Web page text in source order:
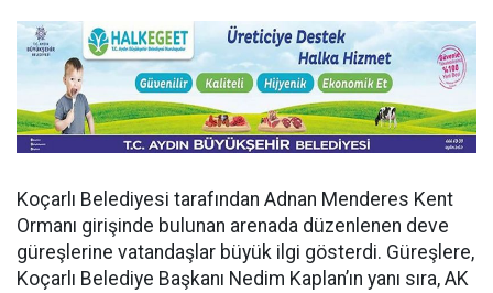
Koçarlı Belediyesi tarafından Adnan Menderes Kent
Ormanı girişinde bulunan arenada düzenlenen deve
güreşlerine vatandaşlar büyük ilgi gösterdi. Güreşlere,
Koçarlı Belediye Başkanı Nedim Kaplan’ın yanı sıra, AK